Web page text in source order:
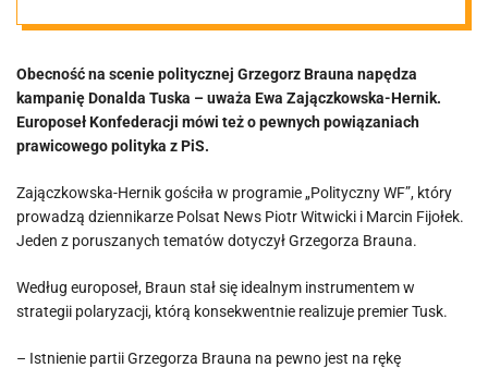
Ma kim
straszyć”
Obecność na scenie politycznej Grzegorz Brauna napędza
kampanię Donalda Tuska – uważa Ewa Zajączkowska-Hernik.
Europoseł Konfederacji mówi też o pewnych powiązaniach
prawicowego polityka z PiS.
Zajączkowska-Hernik gościła w programie „Polityczny WF”, który
prowadzą dziennikarze Polsat News Piotr Witwicki i Marcin Fijołek.
Jeden z poruszanych tematów dotyczył Grzegorza Brauna.
Według europoseł, Braun stał się idealnym instrumentem w
strategii polaryzacji, którą konsekwentnie realizuje premier Tusk.
– Istnienie partii Grzegorza Brauna na pewno jest na rękę